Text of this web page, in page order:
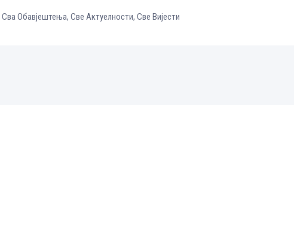
Сва Обавјештења, Све Aктуелности, Све Вијести